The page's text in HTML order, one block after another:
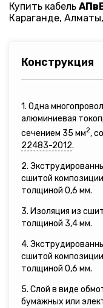
Купить кабель
Караганде,
Конструкция
1. Одна
алюминиевая
сечением 35 мм2,
22483-2012.
2.
сшитой
толщиной 0,6 мм.
3. Изоляция из
толщиной 3,4 мм.
4.
сшитой
толщиной 0,6 мм.
5. Слой в виде
бумажных или